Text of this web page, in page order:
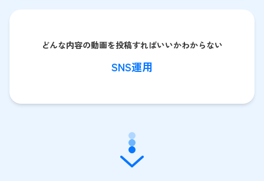
どんな内容の動画を投稿すればいいかわからない
SNS運用